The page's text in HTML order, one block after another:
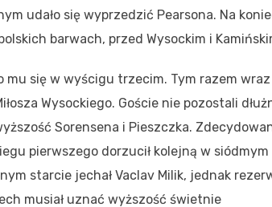
udało się wyprzedzić Pearsona. Na
barwach, przed Wysockim i
mu się w wyścigu trzecim. Tym razem
Wysockiego. Goście nie pozostali
Sorensena i Pieszczka.
pierwszego dorzucił kolejną w siódmym
starcie jechał Vaclav Milik, jednak
musiał uznać wyższość świetnie